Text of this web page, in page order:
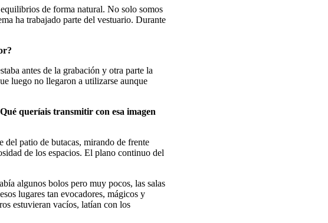
de forma natural. No solo somos
ha trabajado parte del vestuario. Durante
antes de la grabación y otra parte la
luego no llegaron a utilizarse aunque
queríais transmitir con esa imagen
del patio de butacas, mirando de frente
de los espacios. El plano continuo del
algunos bolos pero muy pocos, las salas
lugares tan evocadores, mágicos y
estuvieran vacíos, latían con los